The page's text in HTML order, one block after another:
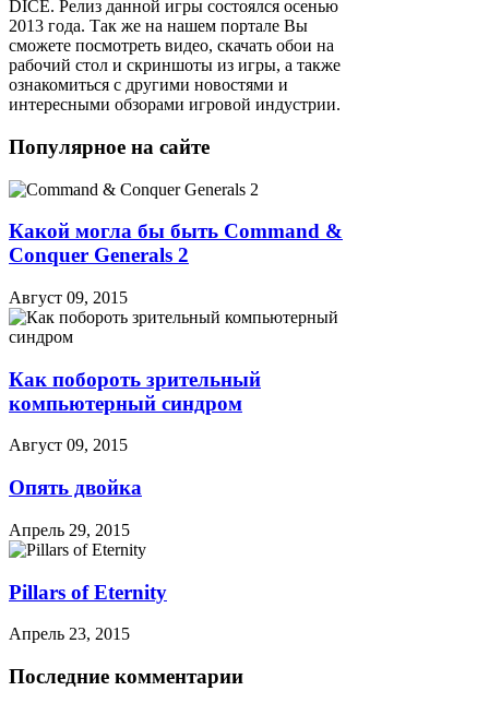
DICE. Релиз данной игры состоялся осенью
2013 года. Так же на нашем портале Вы
сможете посмотреть видео, скачать обои на
рабочий стол и скриншоты из игры, а также
ознакомиться с другими новостями и
интересными обзорами игровой индустрии.
Популярное на сайте
Какой могла бы быть Command &
Conquer Generals 2
Август 09, 2015
Как побороть зрительный
компьютерный синдром
Август 09, 2015
Опять двойка
Апрель 29, 2015
Pillars of Eternity
Апрель 23, 2015
Последние комментарии